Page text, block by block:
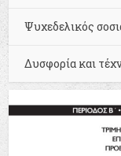
Ψυχεδελικός
Δυσφορία και